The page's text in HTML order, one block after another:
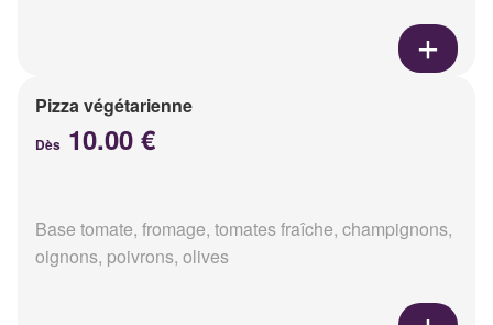
Pizza végétarienne
Dès 10.00 €
Base tomate, fromage, tomates fraîche, champignons,
oignons, poivrons, olives